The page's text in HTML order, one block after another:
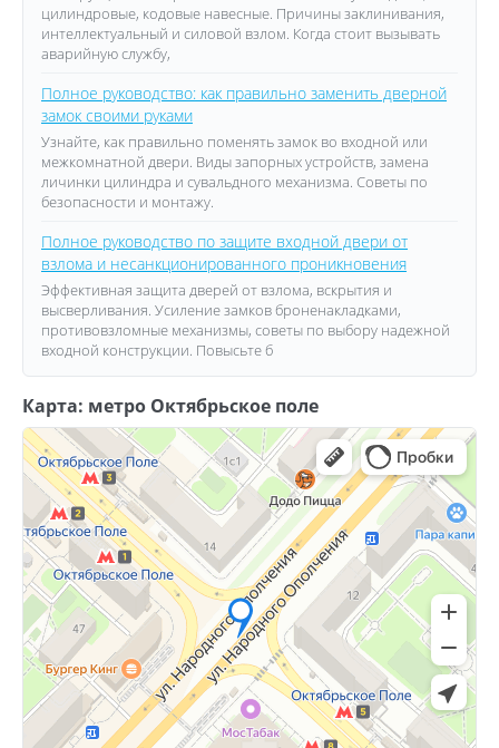
цилиндровые, кодовые навесные. Причины заклинивания,
интеллектуальный и силовой взлом. Когда стоит вызывать
аварийную службу,
Полное руководство: как правильно заменить дверной
замок своими руками
Узнайте, как правильно поменять замок во входной или
межкомнатной двери. Виды запорных устройств, замена
личинки цилиндра и сувальдного механизма. Советы по
безопасности и монтажу.
Полное руководство по защите входной двери от
взлома и несанкционированного проникновения
Эффективная защита дверей от взлома, вскрытия и
высверливания. Усиление замков броненакладками,
противовзломные механизмы, советы по выбору надежной
входной конструкции. Повысьте б
Карта: метро Октябрьское поле